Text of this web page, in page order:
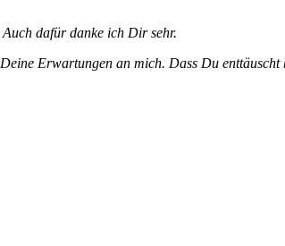
dafür danke ich Dir sehr.
Erwartungen an mich. Dass Du